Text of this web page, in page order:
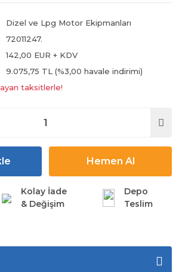
Dizel ve Lpg Motor Ekipmanları
72011247.
142,00 EUR + KDV
9.075,75 TL (%3,00 havale indirimi)
taksitlerle!
Hemen Al
Kolay İade
& Değişim
Depo
Teslim